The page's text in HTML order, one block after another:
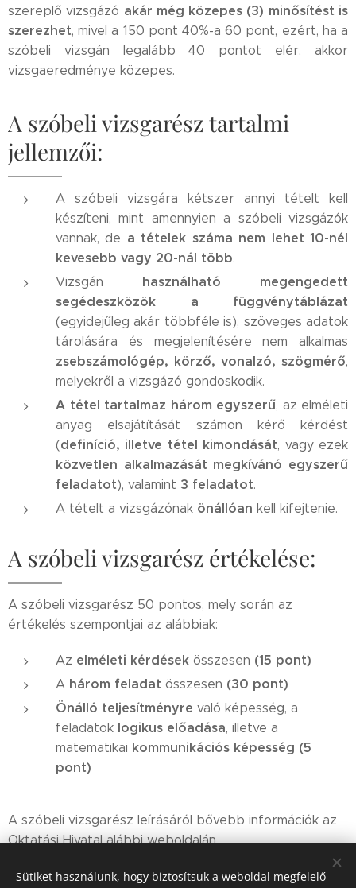
szereplő vizsgázó akár még közepes (3) minősítést is
szerezhet, mivel a 150 pont 40%-a 60 pont, ezért, ha a
szóbeli vizsgán legalább 40 pontot elér, akkor
vizsgaeredménye közepes.
A szóbeli vizsgarész tartalmi
jellemzői:
A szóbeli vizsgára kétszer annyi tételt kell
készíteni, mint amennyien a szóbeli vizsgázók
vannak, de a tételek száma nem lehet 10-nél
kevesebb vagy 20-nál több.
Vizsgán
használható megengedett
segédeszközök a függvénytáblázat
(egyidejűleg akár többféle is), szöveges adatok
tárolására és megjelenítésére nem alkalmas
zsebszámológép, körző, vonalzó, szögmérő,
melyekről a vizsgázó gondoskodik.
A tétel tartalmaz három egyszerű, az elméleti
anyag elsajátítását számon kérő kérdést
(definíció, illetve tétel kimondását, vagy ezek
közvetlen alkalmazását megkívánó egyszerű
feladatot), valamint 3 feladatot.
A tételt a vizsgázónak önállóan kell kifejtenie.
A szóbeli vizsgarész értékelése:
A szóbeli vizsgarész 50 pontos, mely során az
értékelés szempontjai az alábbiak:
Az elméleti kérdések összesen (15 pont)
A három feladat összesen (30 pont)
Önálló teljesítményre való képesség, a
feladatok logikus előadása, illetve a
matematikai kommunikációs képesség (5
pont)
A szóbeli vizsgarész leírásáról bővebb információk az
Oktatási Hivatal alábbi weboldalán
https://www.oktatas.hu/kozneveles/erettse
gi/kozismereti_vizsgatargyak_2023ig
Sütiket használunk, hogy biztosítsuk a weboldal megfelelő